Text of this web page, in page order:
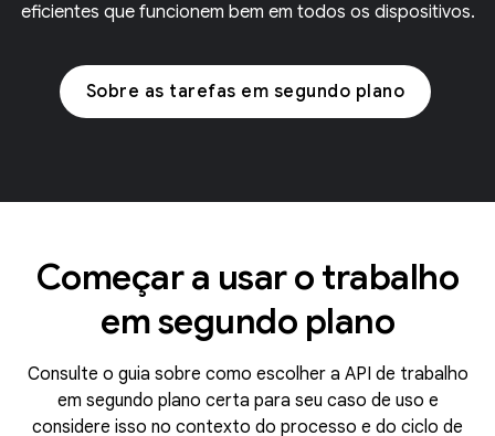
eficientes que funcionem bem em todos os dispositivos.
Sobre as tarefas em segundo plano
Começar a usar o trabalho
em segundo plano
Consulte o guia sobre como escolher a API de trabalho
em segundo plano certa para seu caso de uso e
considere isso no contexto do processo e do ciclo de